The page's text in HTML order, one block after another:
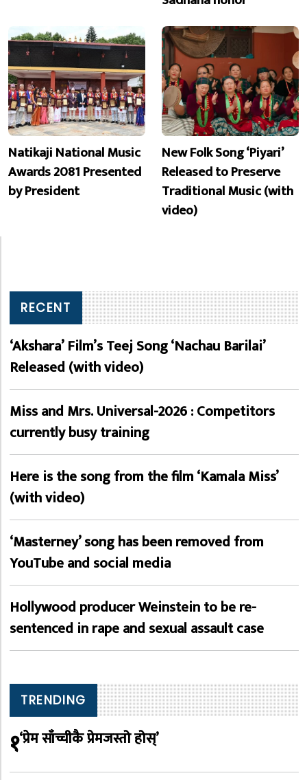
Natikaji National Music
Awards 2081 Presented
by President
New Folk Song ‘Piyari’
Released to Preserve
Traditional Music (with
video)
RECENT
‘Akshara’ Film’s Teej Song ‘Nachau Barilai’
Released (with video)
Miss and Mrs. Universal-2026 : Competitors
currently busy training
Here is the song from the film ‘Kamala Miss’
(with video)
‘Masterney’ song has been removed from
YouTube and social media
Hollywood producer Weinstein to be re-
sentenced in rape and sexual assault case
TRENDING
१‘प्रेम साँच्चीकै प्रेमजस्तो होस्’